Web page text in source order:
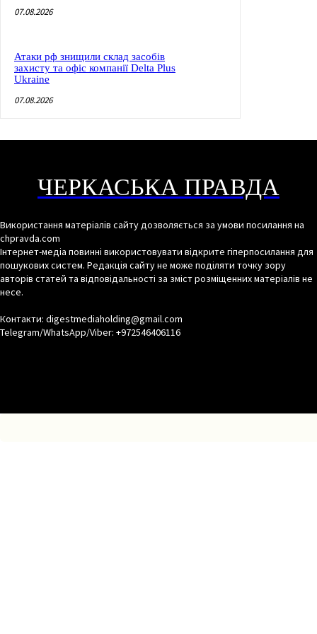
07.08.2026
Атаки рф знищили склад засобів
захисту та офіс компанії Delta Plus
Ukraine
07.08.2026
ЧЕРКАСЬКА ПРАВДА
Використання матеріалів сайту дозволяється за умови посилання на
chpravda.com
Інтернет-медіа повинні використовувати відкрите гіперпосилання для
пошукових систем. Редакція сайту не може поділяти точку зору
авторів статей та відповідальності за зміст розміщенних матеріалів не
несе.
Контакти: digestmediaholding@gmail.com
Telegram/WhatsApp/Viber: +972546406116